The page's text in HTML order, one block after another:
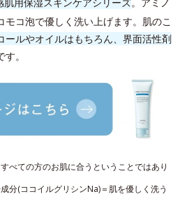
モコ泡で優しく洗い上げます。肌のこ
ールやオイルはもちろん、界面活性剤
す。
べての方のお肌に合うということではあり
(ココイルグリシンNa)＝肌を優しく洗う